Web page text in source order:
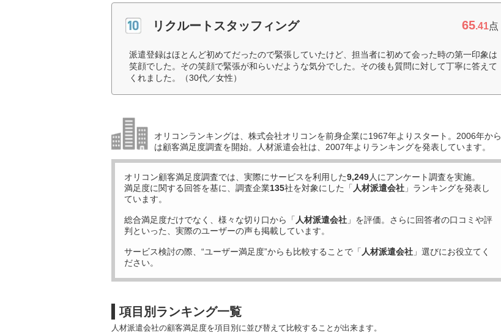
リクルートスタッフィング 65.41点
派遣登録はほとんど初めてだったので緊張していたけど、担当者に初めて会った時の第一印象は
笑顔でした。その笑顔で緊張が和らいだような気分でした。その後も質問に対して丁寧に答えて
くれました。（30代／女性）
オリコンランキングは、株式会社オリコンを前身企業に1967年よりスタート。2006年から
は顧客満足度調査を開始。人材派遣会社は、2007年よりランキングを発表しています。
オリコン顧客満足度調査では、実際にサービスを利用した9,249人にアンケート調査を実施。
満足度に関する回答を基に、調査企業135社を対象にした「 人材派遣会社 」ランキングを発表し
ています。
総合満足度だけでなく、様々な切り口から「 人材派遣会社 」を評価。さらに回答者の口コミや評
判といった、実際のユーザーの声も掲載しています。
サービス検討の際、“ユーザー満足度”からも比較することで「 人材派遣会社 」選びにお役立てく
ださい。
項目別ランキング一覧
人材派遣会社の顧客満足度を項目別に並び替えて比較することが出来ます。